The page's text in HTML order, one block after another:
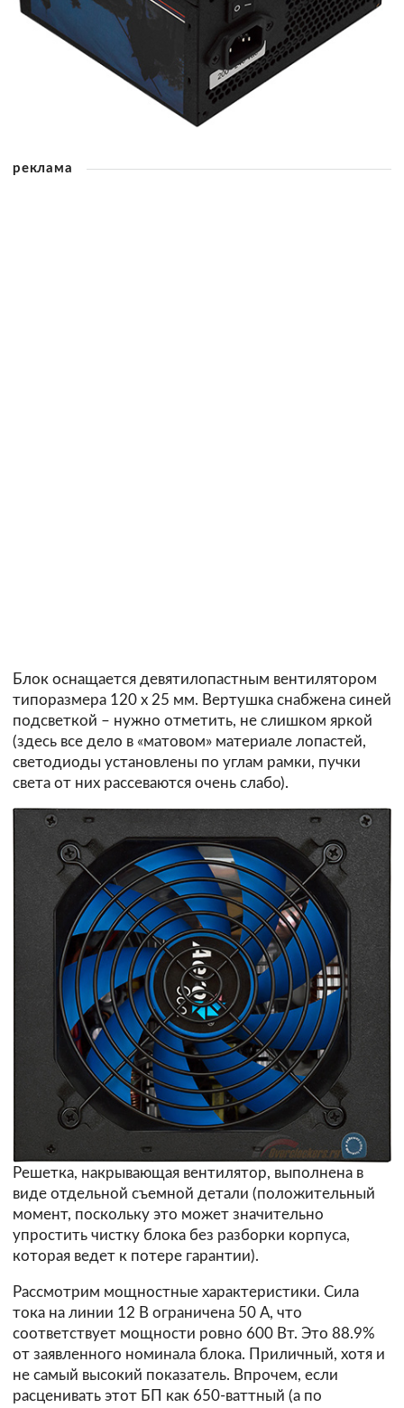
реклама
Блок оснащается девятилопастным вентилятором
типоразмера 120 х 25 мм. Вертушка снабжена синей
подсветкой – нужно отметить, не слишком яркой
(здесь все дело в «матовом» материале лопастей,
светодиоды установлены по углам рамки, пучки
света от них рассеваются очень слабо).
Решетка, накрывающая вентилятор, выполнена в
виде отдельной съемной детали (положительный
момент, поскольку это может значительно
упростить чистку блока без разборки корпуса,
которая ведет к потере гарантии).
Рассмотрим мощностные характеристики. Сила
тока на линии 12 В ограничена 50 А, что
соответствует мощности ровно 600 Вт. Это 88.9%
от заявленного номинала блока. Приличный, хотя и
не самый высокий показатель. Впрочем, если
расценивать этот БП как 650-ваттный (а по